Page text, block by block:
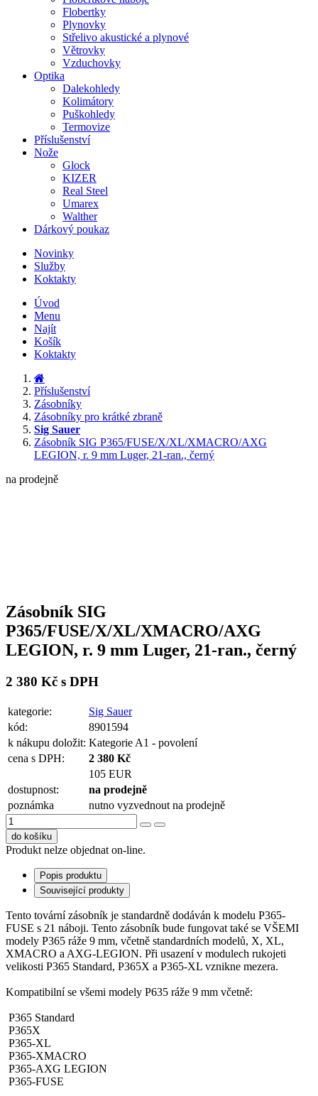
Flobertky
Plynovky
Střelivo akustické a plynové
Větrovky
Vzduchovky
Optika
Dalekohledy
Kolimátory
Puškohledy
Termovize
Příslušenství
Nože
Glock
KIZER
Real Steel
Umarex
Walther
Dárkový poukaz
Novinky
Služby
Koktakty
Úvod
Menu
Najít
Košík
Koktakty
Příslušenství
Zásobníky
Zásobníky pro krátké zbraně
Sig Sauer
Zásobník SIG P365/FUSE/X/XL/XMACRO/AXG
LEGION, r. 9 mm Luger, 21-ran., černý
na prodejně
Zásobník SIG
P365/FUSE/X/XL/XMACRO/AXG
LEGION, r. 9 mm Luger, 21-ran., černý
2 380 Kč s DPH
kategorie:
Sig Sauer
kód:
8901594
k nákupu doložit: Kategorie A1 - povolení
cena s DPH:
2 380 Kč
105 EUR
dostupnost:
na prodejně
poznámka
nutno vyzvednout na prodejně
do košíku
Produkt nelze objednat on-line.
Popis produktu
Související produkty
Tento tovární zásobník je standardně dodáván k modelu P365-
FUSE s 21 náboji. Tento zásobník bude fungovat také se VŠEMI
modely P365 ráže 9 mm, včetně standardních modelů, X, XL,
XMACRO a AXG-LEGION. Při usazení v modulech rukojeti
velikosti P365 Standard, P365X a P365-XL vznikne mezera.
Kompatibilní se všemi modely P635 ráže 9 mm včetně:
P365 Standard
P365X
P365-XL
P365-XMACRO
P365-AXG LEGION
P365-FUSE